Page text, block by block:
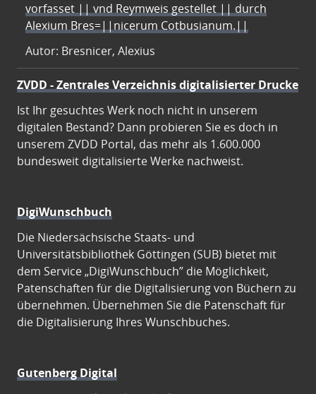
vorfasset || vnd Reymweis gestellet || durch
Alexium Bres=||nicerum Cotbusianum.||
Autor: Bresnicer, Alexius
ZVDD - Zentrales Verzeichnis digitalisierter Drucke
Ist Ihr gesuchtes Werk noch nicht in unserem
digitalen Bestand? Dann probieren Sie es doch in
unserem ZVDD Portal, das mehr als 1.600.000
bundesweit digitalisierte Werke nachweist.
DigiWunschbuch
Die Niedersächsische Staats- und
Universitätsbibliothek Göttingen (SUB) bietet mit
dem Service „DigiWunschbuch” die Möglichkeit,
Patenschaften für die Digitalisierung von Büchern zu
übernehmen. Übernehmen Sie die Patenschaft für
die Digitalisierung Ihres Wunschbuches.
Gutenberg Digital